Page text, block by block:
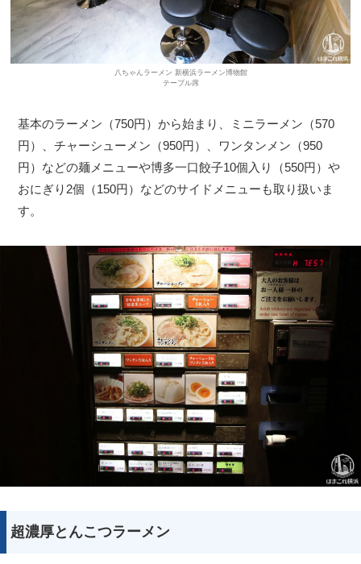
八ちゃんラーメン 新横浜ラーメン博物館
テーブル席
基本のラーメン（750円）から始まり、ミニラーメン（570
円）、チャーシューメン（950円）、ワンタンメン（950
円）などの麺メニューや博多一口餃子10個入り（550円）や
おにぎり2個（150円）などのサイドメニューも取り扱いま
す。
超濃厚とんこつラーメン